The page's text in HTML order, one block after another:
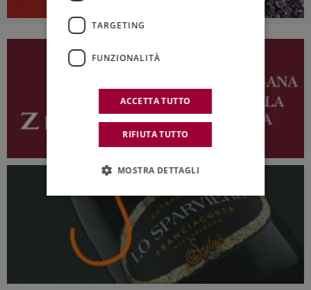
TARGETING
FUNZIONALITÀ
ACCETTA TUTTO
RIFIUTA TUTTO
MOSTRA DETTAGLI